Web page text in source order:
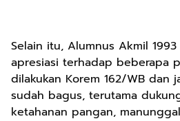
Selain itu, Alumnus Akmil
apresiasi terhadap beberapa
dilakukan Korem 162/WB dan
sudah bagus, terutama
ketahanan pangan,